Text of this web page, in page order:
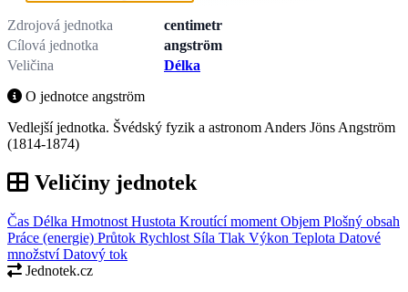
Zdrojová jednotka
centimetr
Cílová jednotka
angström
Veličina
Délka
O jednotce angström
Vedlejší jednotka. Švédský fyzik a astronom Anders Jöns Angström
(1814-1874)
Veličiny jednotek
Čas Délka Hmotnost Hustota Kroutící moment Objem Plošný obsah
Práce (energie) Průtok Rychlost Síla Tlak Výkon Teplota Datové
množstvíDatový tok
Jednotek.cz